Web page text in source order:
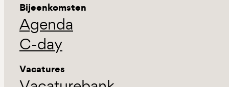
Bijeenkomsten
Agenda
C-day
Vacatures